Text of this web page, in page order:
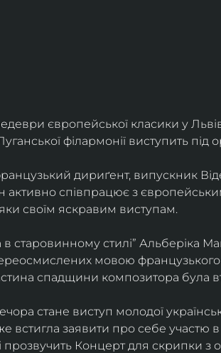
європейської класики у
філармонії виступить
дириґент, випускник
активно співпрацює з
своїм яскравим виступам.
в старовинному стилі” Альберіка
мовою
спадщини композитора була
стане виступ молодої
встигла заявити про себе
прозвучить Концерт для скрипки з